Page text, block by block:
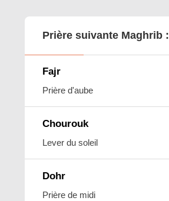
Prière suivante Maghrib :
Fajr
Prière d'aube
Chourouk
Lever du soleil
Dohr
Prière de midi